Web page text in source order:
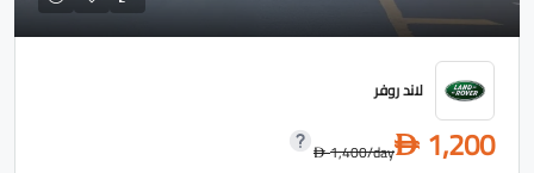
لاند روفر
D 1,200
D1,400/day